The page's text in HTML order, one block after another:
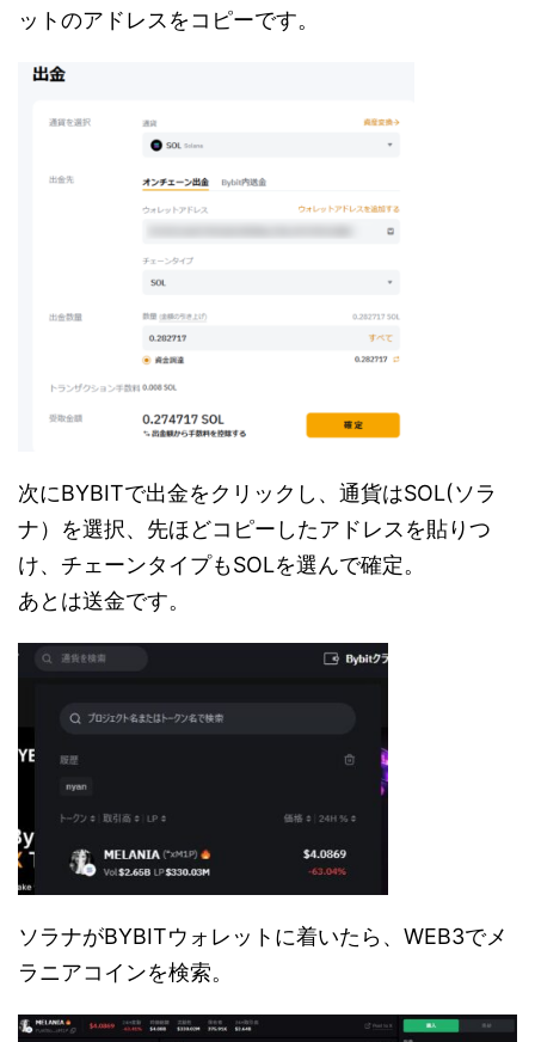
ットのアドレスをコピーです。
次にBYBITで出金をクリックし、通貨はSOL(ソラ
ナ）を選択、先ほどコピーしたアドレスを貼りつ
け、チェーンタイプもSOLを選んで確定。
あとは送金です。
ソラナがBYBITウォレットに着いたら、WEB3でメ
ラニアコインを検索。